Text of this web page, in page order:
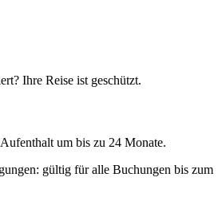
Ihre Reise ist geschützt.
um bis zu 24 Monate.
gültig für alle Buchungen bis zum